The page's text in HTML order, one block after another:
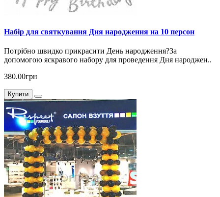
Набір для святкування Дня народження на 10 персон
Потрібно швидко прикрасити День народження?За
допомогою яскравого набору для проведення Дня народжен..
380.00грн
Купити